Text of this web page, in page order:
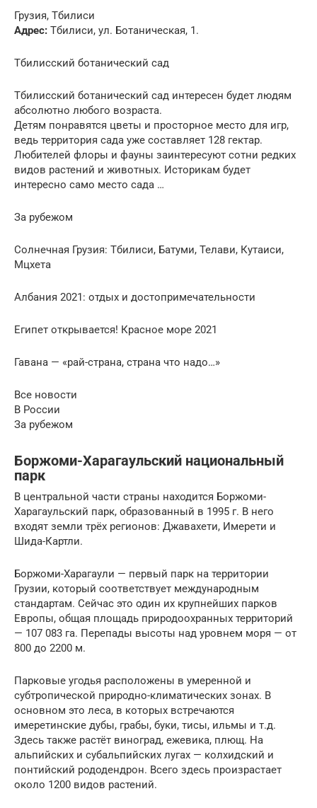
Грузия, Тбилиси
Адрес: Тбилиси, ул. Ботаническая, 1.
Тбилисский ботанический сад
Тбилисский ботанический сад интересен будет людям
абсолютно любого возраста.
Детям понравятся цветы и просторное место для игр,
ведь территория сада уже составляет 128 гектар.
Любителей флоры и фауны заинтересуют сотни редких
видов растений и животных. Историкам будет
интересно само место сада …
За рубежом
Солнечная Грузия: Тбилиси, Батуми, Телави, Кутаиси,
Мцхета
Албания 2021: отдых и достопримечательности
Египет открывается! Красное море 2021
Гавана — «рай-страна, страна что надо…»
Все новости
В России
За рубежом
Боржоми-Харагаульский национальный
парк
В центральной части страны находится Боржоми-
Харагаульский парк, образованный в 1995 г. В него
входят земли трёх регионов: Джавахети, Имерети и
Шида-Картли.
Боржоми-Харагаули — первый парк на территории
Грузии, который соответствует международным
стандартам. Сейчас это один их крупнейших парков
Европы, общая площадь природоохранных территорий
— 107 083 га. Перепады высоты над уровнем моря — от
800 до 2200 м.
Парковые угодья расположены в умеренной и
субтропической природно-климатических зонах. В
основном это леса, в которых встречаются
имеретинские дубы, грабы, буки, тисы, ильмы и т.д.
Здесь также растёт виноград, ежевика, плющ. На
альпийских и субальпийских лугах — колхидский и
понтийский рододендрон. Всего здесь произрастает
около 1200 видов растений.